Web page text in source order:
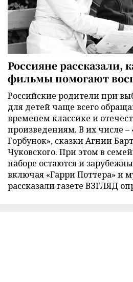
Россияне рассказали,
фильмы помогают
Российские родители при
для детей чаще всего
временем классике и
произведениям. В их числе
Горбунок», сказки Агнии
Чуковского. При этом в
наборе остаются и
включая «Гарри Поттера» и
рассказали газете ВЗГЛЯД